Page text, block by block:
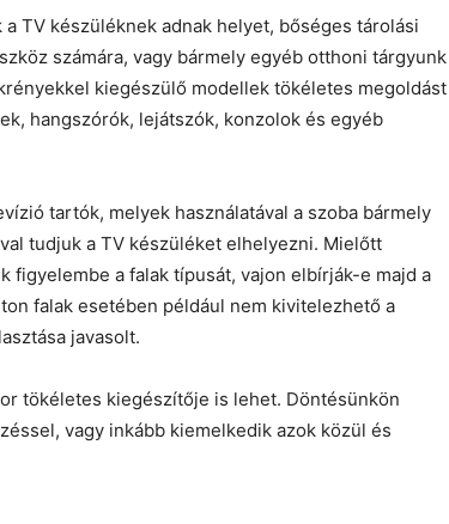
TV készüléknek adnak helyet, bőséges tárolási
számára, vagy bármely egyéb otthoni tárgyunk
kiegészülő modellek tökéletes megoldást
hangszórók, lejátszók, konzolok és egyéb
tartók, melyek használatával a szoba bármely
tudjuk a TV készüléket elhelyezni. Mielőtt
figyelembe a falak típusát, vajon elbírják-e majd a
falak esetében például nem kivitelezhető a
javasolt.
tökéletes kiegészítője is lehet. Döntésünkön
vagy inkább kiemelkedik azok közül és